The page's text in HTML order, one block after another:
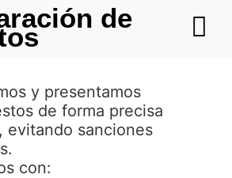
de
y presentamos
de forma precisa
evitando sanciones
con: